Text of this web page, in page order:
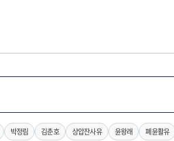
박정림 김춘호 상압잔사유 윤왕래 폐윤활유